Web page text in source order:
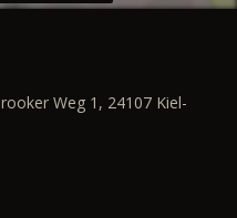
Weg 1, 24107 Kiel-